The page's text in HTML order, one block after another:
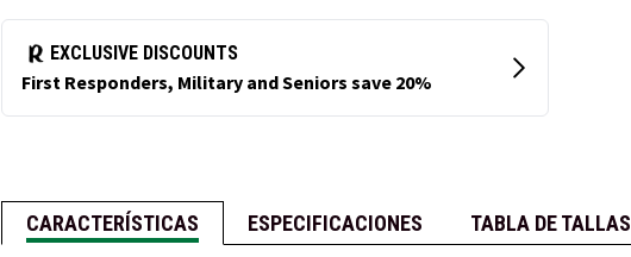
CARACTERÍSTICAS ESPECIFICACIONES TABLA DE TALLAS